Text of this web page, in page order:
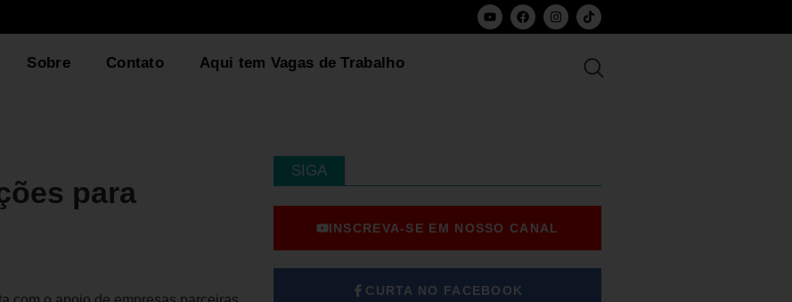
Sobre Contato Aqui tem Vagas de Trabalho
para
SIGA
INSCREVA-SE EM NOSSO CANAL
CURTA NO FACEBOOK